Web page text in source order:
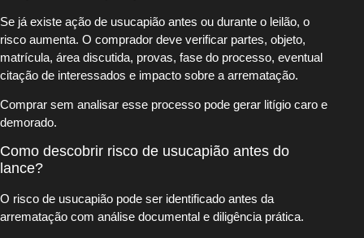
Se já existe ação de usucapião antes ou durante o leilão, o
risco aumenta. O comprador deve verificar partes, objeto,
matrícula, área discutida, provas, fase do processo, eventual
citação de interessados e impacto sobre a arrematação.
Comprar sem analisar esse processo pode gerar litígio caro e
demorado.
Como descobrir risco de usucapião antes do
lance?
O risco de usucapião pode ser identificado antes da
arrematação com análise documental e diligência prática.